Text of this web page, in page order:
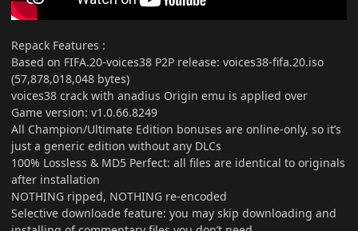
Repack Features :
Based on FIFA.20-voices38 P2P release: voices38-fifa.20.iso
(57,878,018,048 bytes)
voices38 crack with anadius Origin emu is applied over
Game version: v1.0.66.8249
All Champion/Ultimate Edition bonuses are online-only, so it’s
just a generic edition without any DLCs
100% Lossless & MD5 Perfect: all files are identical to originals
after installation
NOTHING ripped, NOTHING re-encoded
Selective downloade feature: you may skip downloading and